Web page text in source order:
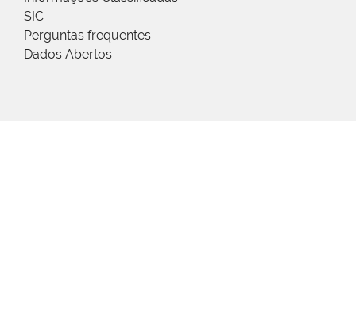
SIC
Perguntas frequentes
Dados Abertos